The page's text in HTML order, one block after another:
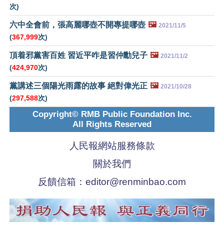
次)
六中全會前，張高麗哪壺不開專提哪壺 🖼️ 2021/11/5
(367,999次)
頂着邪黨害百姓 習近平咋是習仲勳兒子 🖼️ 2021/11/2
(424,970次)
黨講述三個陽光雨露的故事 絕對偉光正 🖼️ 2021/10/28
(297,588次)
Copyright© RMB Public Foundation Inc.
All Rights Reserved
人民報網站服務條款
關於我們
反饋信箱： editor@renminbao.com